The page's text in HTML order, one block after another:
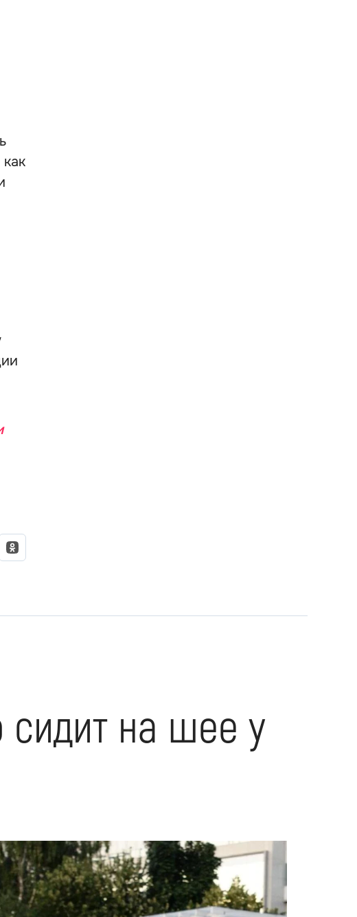
сидит на шее у